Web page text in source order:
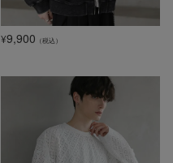
¥9,900 （税込）